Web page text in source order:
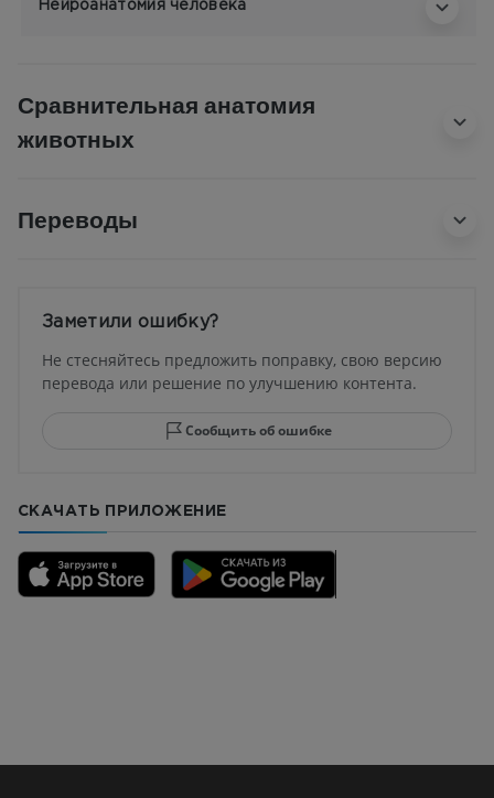
Нейроанатомия человека
Сравнительная анатомия
животных
Переводы
Заметили ошибку?
Не стесняйтесь предложить поправку, свою версию
перевода или решение по улучшению контента.
Сообщить об ошибке
СКАЧАТЬ ПРИЛОЖЕНИЕ